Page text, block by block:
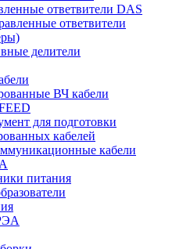
ответвители DAS
ответвители
делители
ВЧ кабели
для подготовки
кабелей
кабели
питания